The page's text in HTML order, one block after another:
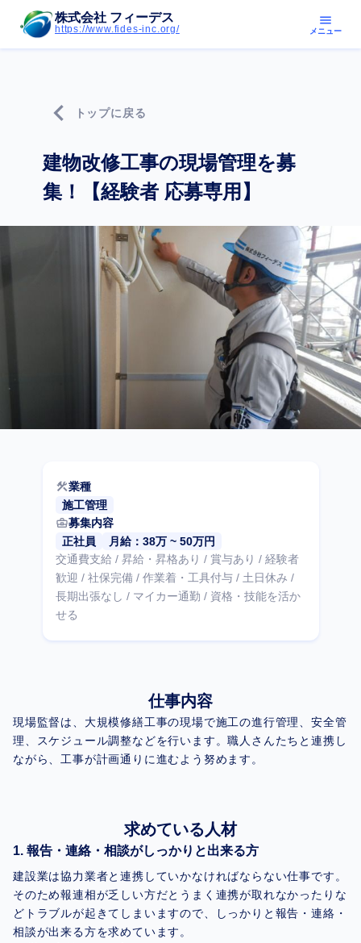
株式会社 フィーデス
https://www.fides-inc.org/
menu
メニュー
chevron_left トップに戻る
建物改修工事の現場管理を募
集！【経験者 応募専用】
construction業種
施工管理
business_center募集内容
正社員
月給：38万 ~ 50万円
交通費支給 / 昇給・昇格あり / 賞与あり / 経験者
歓迎 / 社保完備 / 作業着・工具付与 / 土日休み /
長期出張なし / マイカー通勤 / 資格・技能を活か
せる
仕事内容
現場監督は、大規模修繕工事の現場で施工の進行管理、安全管
理、スケジュール調整などを行います。職人さんたちと連携し
ながら、工事が計画通りに進むよう努めます。
求めている人材
報告・連絡・相談がしっかりと出来る方
建設業は協力業者と連携していかなければならない仕事です。
そのため報連相が乏しい方だとうまく連携が取れなかったりな
どトラブルが起きてしまいますので、しっかりと報告・連絡・
相談が出来る方を求めています。